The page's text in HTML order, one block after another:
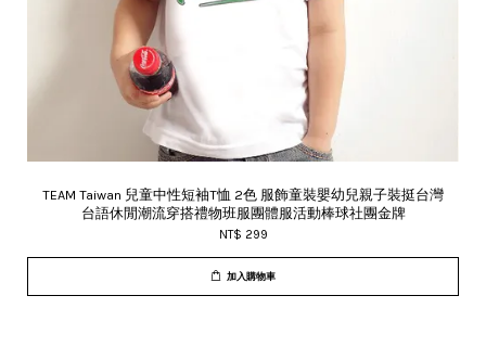
TEAM Taiwan 兒童中性短袖T恤 2色 服飾童裝嬰幼兒親子裝挺台灣
台語休閒潮流穿搭禮物班服團體服活動棒球社團金牌
NT$ 299
加入購物車